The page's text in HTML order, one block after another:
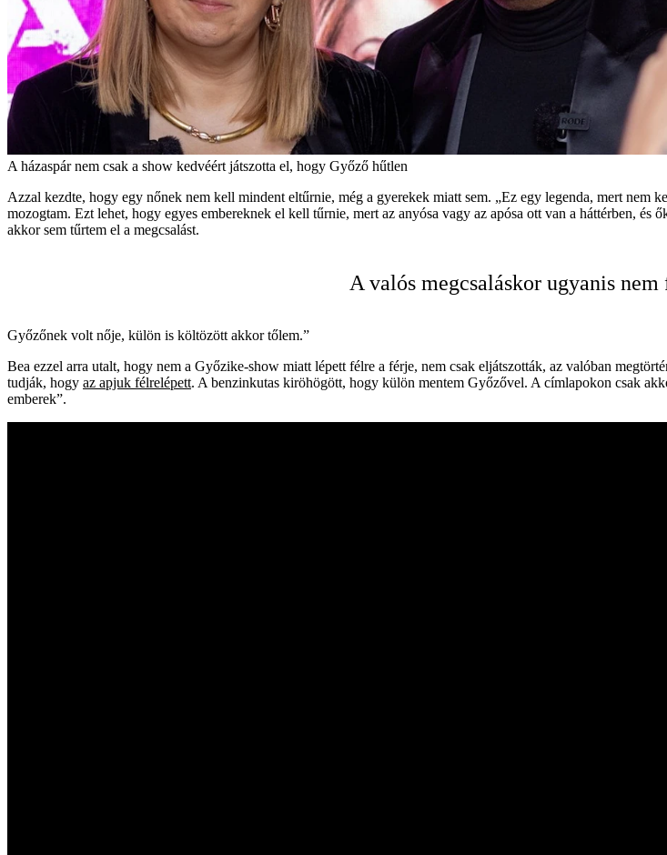
A házaspár nem csak a show kedvéért játszotta el, hogy Győző hűtlen
Azzal kezdte, hogy egy nőnek nem kell mindent eltűrnie, még a gyerekek miatt sem. „Ez egy legenda, mert
mozogtam. Ezt lehet, hogy egyes embereknek el kell tűrnie, mert az anyósa vagy az apósa ott van a háttérben,
akkor sem tűrtem el a megcsalást.
A valós megcsaláskor ugyanis
Győzőnek volt nője, külön is költözött akkor tőlem.”
Bea ezzel arra utalt, hogy nem a Győzike-show miatt lépett félre a férje, nem csak eljátszották, az valóban
tudják, hogy az apjuk félrelépett. A benzinkutas kiröhögött, hogy külön mentem Győzővel. A címlapokon csak
emberek”.